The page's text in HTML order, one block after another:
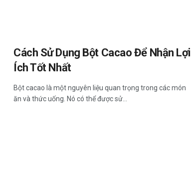
Cách Sử Dụng Bột Cacao Để Nhận Lợi
Ích Tốt Nhất
Bột cacao là một nguyên liệu quan trọng trong các món
ăn và thức uống. Nó có thể được sử...